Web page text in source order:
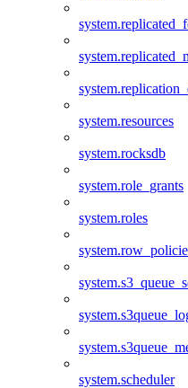
system.resources
system.rocksdb
system.role_grants
system.roles
system.scheduler